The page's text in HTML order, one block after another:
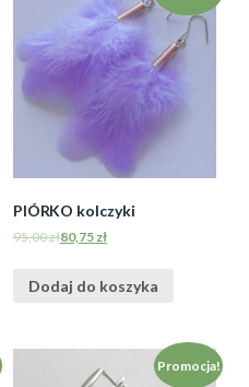
PIÓRKO kolczyki
95,00zł80,75 zł
Dodaj do koszyka
Promocja!